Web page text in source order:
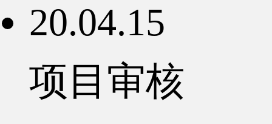
20.04.15
项目审核